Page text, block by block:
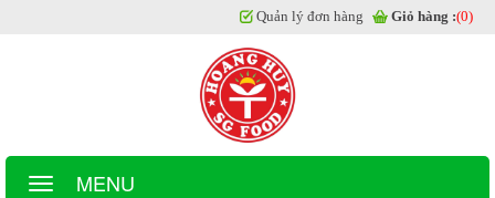
MENU
Quản lý đơn hàng Giỏ hàng :(0)